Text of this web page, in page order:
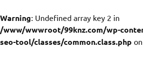
Warning: Undefined array key 2 in
/www/wwwroot/99knz.com/wp-
seo-tool/classes/common.class.php